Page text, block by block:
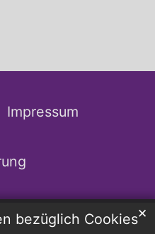
bezüglich Cookies✕
Impressum